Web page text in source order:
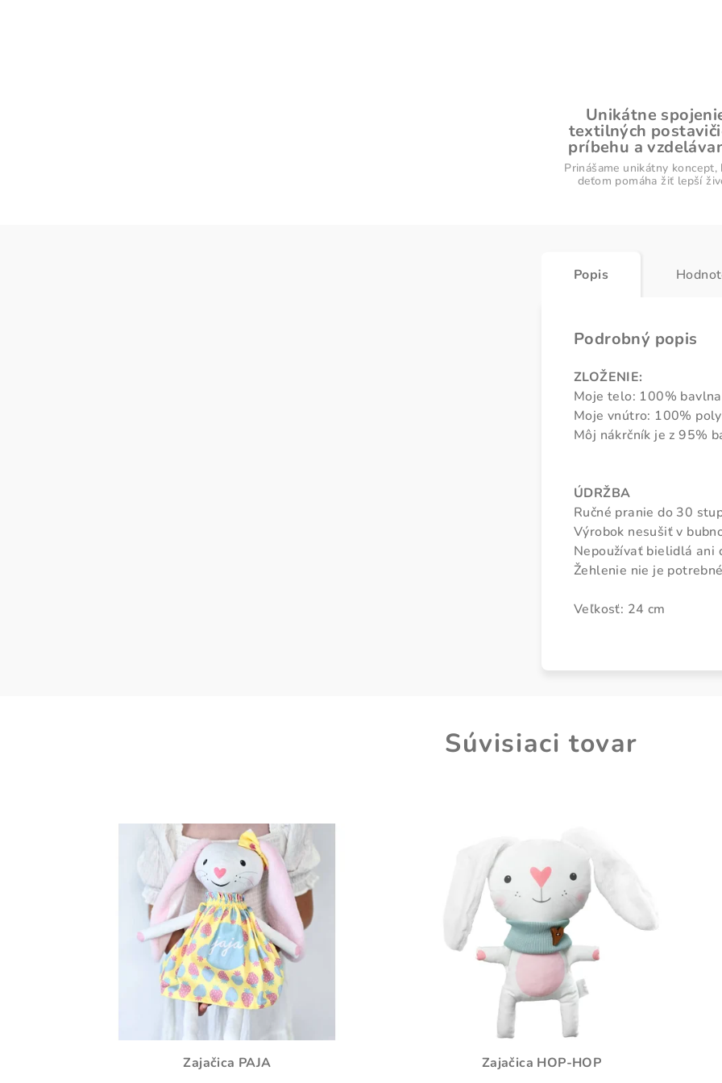
Unikátne
textilných
príbehu a
Prinášame unikátny koncept,
deťom pomáha žiť lepší
Popis
Podrobný popis
ZLOŽENIE:
Moje telo: 100%
Moje vnútro: 100%
Môj nákrčník je z 95%
ÚDRŽBA
Ručné pranie do 30
Výrobok nesušiť v
Nepoužívať bielidlá ani
Žehlenie nie je
Veľkosť: 24 cm
Súvisiaci tovar
Zajačica PAJA Zajačica HOP-HOP